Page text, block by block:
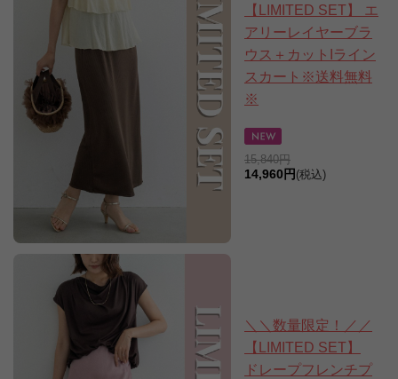
【LIMITED SET】 エ
アリーレイヤーブラ
ウス＋カットIライン
スカート※送料無料
※
15,840円
14,960円 (税込)
＼＼数量限定！／／
【LIMITED SET】
ドレープフレンチプ